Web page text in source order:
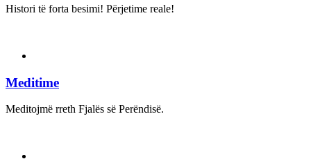
Histori të forta besimi! Përjetime reale!
Meditime
Meditojmë rreth Fjalës së Perëndisë.